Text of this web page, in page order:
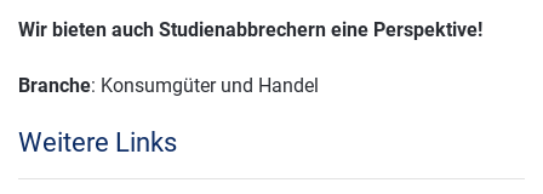
Wir bieten auch Studienabbrechern eine Perspektive!
Branche: Konsumgüter und Handel
Weitere Links